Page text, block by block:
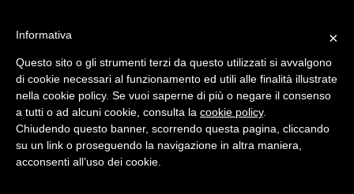
×
Informativa
Questo sito o gli strumenti terzi da questo utilizzati si avvalgono
di cookie necessari al funzionamento ed utili alle finalità illustrate
nella cookie policy. Se vuoi saperne di più o negare il consenso
a tutti o ad alcuni cookie, consulta la cookie policy.
Chiudendo questo banner, scorrendo questa pagina, cliccando
su un link o proseguendo la navigazione in altra maniera,
acconsenti all’uso dei cookie.